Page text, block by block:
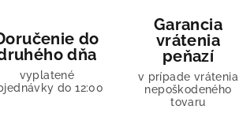
do
dňa
vyplatené
do 12:00
Garancia
vrátenia
peňazí
v prípade vrátenia
nepoškodeného
tovaru